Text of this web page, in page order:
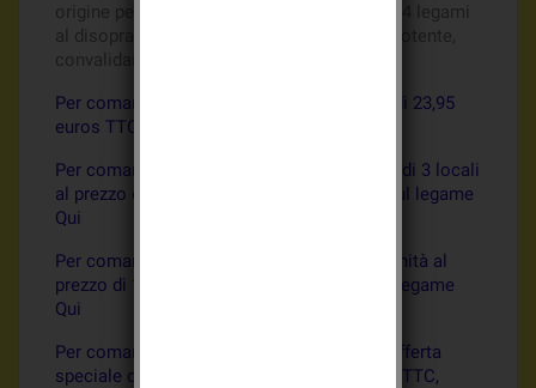
origine per i nuovi Batli26 convalidando sui 4 legami
al disopra, se no, comandate i Batli26, più potente,
convalidando qui sotto sui 4 legami.
Per comandate i Batli26 all'unità al prezzo di 23,95
euros TTC, convalidare sul legame Qui
Per comandate i Batli26 un'offerta speciale di 3 locali
al prezzo di 70,85 euros TTC, convalidare sul legame
Qui
Per comandate i Bat25/26 compatibile all'unità al
prezzo di 17,65 euros TTC, convalidare sul legame
Qui
Per comandate i Bat25/26 compatibile un'offerta
speciale di 3 locali al prezzo di 51,95 euros TTC,